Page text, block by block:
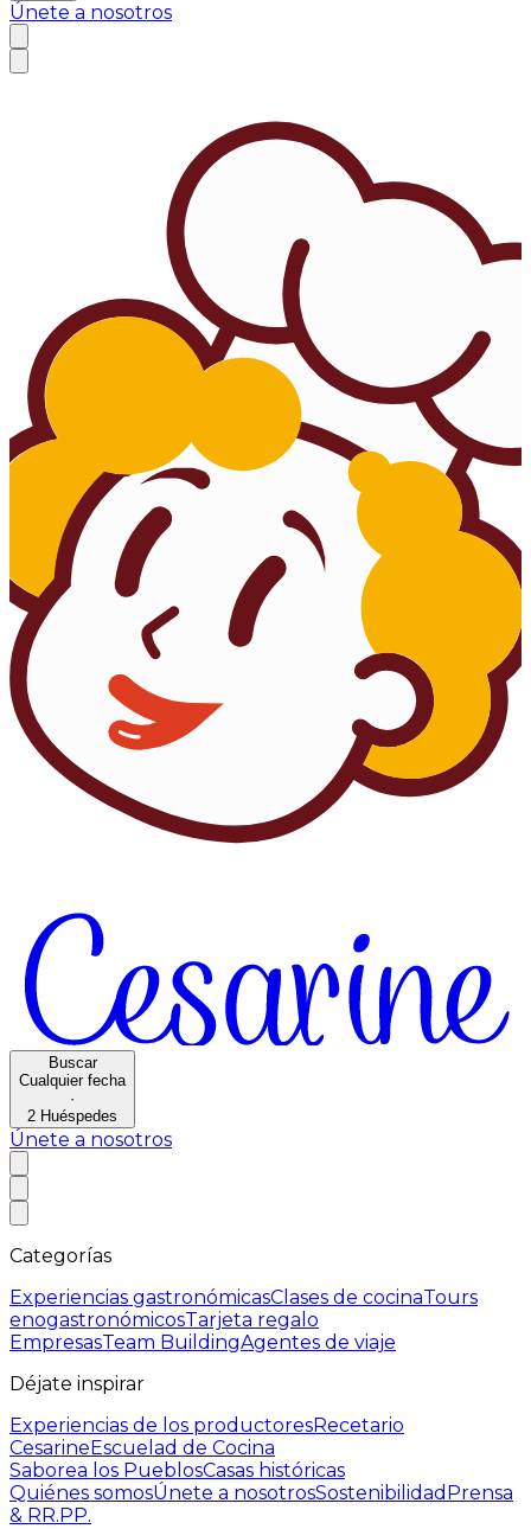
Únete a nosotros
Buscar
Cualquier fecha
·
2 Huéspedes
Únete a nosotros
Categorías
Experiencias gastronómicasClases de cocinaTours
enogastronómicosTarjeta regalo
EmpresasTeam BuildingAgentes de viaje
Déjate inspirar
Experiencias de los productoresRecetario
CesarineEscuelad de Cocina
Saborea los PueblosCasas históricas
Quiénes somosÚnete a nosotrosSostenibilidad Prensa
& RR.PP.